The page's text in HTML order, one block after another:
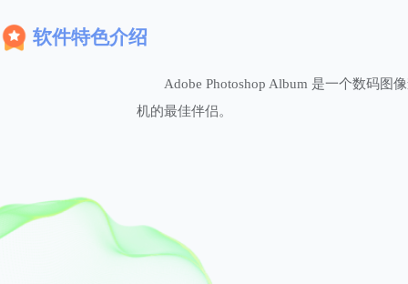
软件特色介绍
Adobe Photoshop Album 是一个数码图
机的最佳伴侣。